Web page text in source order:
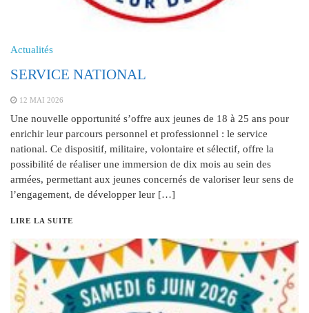
Actualités
SERVICE NATIONAL
12 MAI 2026
Une nouvelle opportunité s’offre aux jeunes de 18 à 25 ans pour
enrichir leur parcours personnel et professionnel : le service
national. Ce dispositif, militaire, volontaire et sélectif, offre la
possibilité de réaliser une immersion de dix mois au sein des
armées, permettant aux jeunes concernés de valoriser leur sens de
l’engagement, de développer leur […]
LIRE LA SUITE